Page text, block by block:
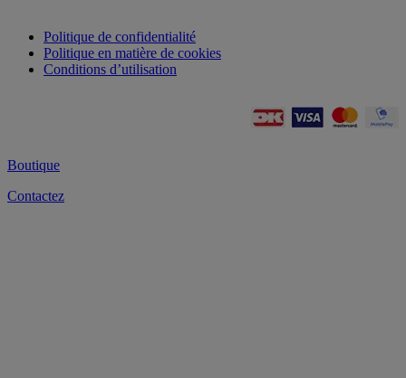
Politique de confidentialité
Politique en matière de cookies
Conditions d’utilisation
Boutique
Contactez